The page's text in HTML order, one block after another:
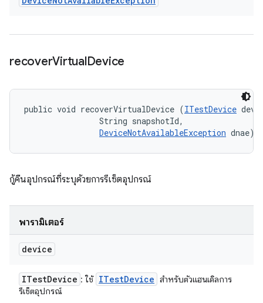
recoverVirtualDevice
public void recoverVirtualDevice (ITestDevice
                String snapshotId,
DeviceNotAvailableException dnae)
กู้คืนอุปกรณ์ที่ระบุด้วยการรีเซ็ตอุปกรณ์
พารามิเตอร์
device
ITestDevice : ใช้ ITestDevice สำหรับตัวแฮนเดิลการ
รีเซ็ตอุปกรณ์